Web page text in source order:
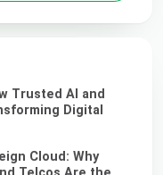
Trusted AI and
Digital
Cloud: Why